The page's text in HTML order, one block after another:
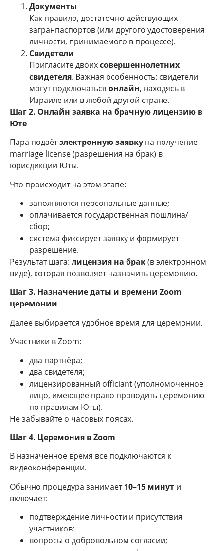
Документы
Как правило, достаточно действующих
загранпаспортов (или другого удостоверения
личности, принимаемого в процессе).
Свидетели
Пригласите двоихсовершеннолетних
свидетеля. Важная особенность: свидетели
могут подключаться онлайн, находясь в
Израиле или в любой другой стране.
Шаг 2. Онлайн заявка на брачную лицензию в
Юте
Пара подаётэлектронную заявку на получение
marriage license (разрешения на брак) в
юрисдикции Юты.
Что происходит на этом этапе:
заполняются персональные данные;
оплачивается государственная пошлина/
сбор;
система фиксирует заявку и формирует
разрешение.
Результат шага: лицензия на брак(в электронном
виде), которая позволяет назначить церемонию.
Шаг 3. Назначение даты и времени Zoom
церемонии
Далее выбирается удобное время для церемонии.
Участники в Zoom:
два партнёра;
два свидетеля;
лицензированный officiant (уполномоченное
лицо, имеющее право проводить церемонию
по правилам Юты).
Не забывайте о часовых поясах.
Шаг 4. Церемония в Zoom
В назначенное время все подключаются к
видеоконференции.
Обычно процедура занимает10–15 минут и
включает:
подтверждение личности и присутствия
участников;
вопросы о добровольном согласии;